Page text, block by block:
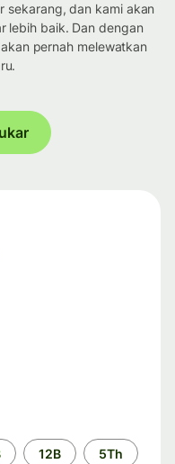
sekarang, dan kami akan
lebih baik. Dan dengan
pernah melewatkan
12B 5Th